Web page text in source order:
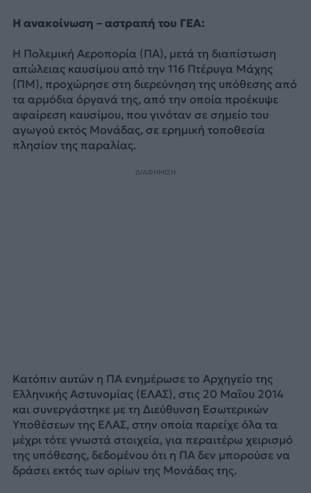
Η ανακοίνωση – αστραπή του ΓΕΑ:
Η Πολεμική Αεροπορία (ΠΑ), μετά τη διαπίστωση
απώλειας καυσίμου από την 116 Πτέρυγα Μάχης
(ΠΜ), προχώρησε στη διερεύνηση της υπόθεσης από
τα αρμόδια όργανά της, από την οποία προέκυψε
αφαίρεση καυσίμου, που γινόταν σε σημείο του
αγωγού εκτός Μονάδας, σε ερημική τοποθεσία
πλησίον της παραλίας.
ΔΙΑΦΗΜΙΣΗ
Κατόπιν αυτών η ΠΑ ενημέρωσε το Αρχηγείο της
Ελληνικής Αστυνομίας (ΕΛΑΣ), στις 20 Μαΐου 2014
και συνεργάστηκε με τη Διεύθυνση Εσωτερικών
Υποθέσεων της ΕΛΑΣ, στην οποία παρείχε όλα τα
μέχρι τότε γνωστά στοιχεία, για περαιτέρω χειρισμό
της υπόθεσης, δεδομένου ότι η ΠΑ δεν μπορούσε να
δράσει εκτός των ορίων της Μονάδας της.